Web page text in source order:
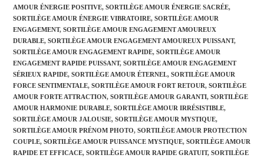
AMOUR ÉNERGIE POSITIVE, SORTILÈGE AMOUR ÉNERGIE SACRÉE,
SORTILÈGE AMOUR ÉNERGIE VIBRATOIRE, SORTILÈGE AMOUR
ENGAGEMENT, SORTILÈGE AMOUR ENGAGEMENT AMOUREUX
DURABLE, SORTILÈGE AMOUR ENGAGEMENT AMOUREUX PUISSANT,
SORTILÈGE AMOUR ENGAGEMENT RAPIDE, SORTILÈGE AMOUR
ENGAGEMENT RAPIDE PUISSANT, SORTILÈGE AMOUR ENGAGEMENT
SÉRIEUX RAPIDE, SORTILÈGE AMOUR ÉTERNEL, SORTILÈGE AMOUR
FORCE SENTIMENTALE, SORTILÈGE AMOUR FORT RETOUR, SORTILÈGE
AMOUR FORTE ATTRACTION, SORTILÈGE AMOUR GARANTI, SORTILÈGE
AMOUR HARMONIE DURABLE, SORTILÈGE AMOUR IRRÉSISTIBLE,
SORTILÈGE AMOUR JALOUSIE, SORTILÈGE AMOUR MYSTIQUE,
SORTILÈGE AMOUR PRÉNOM PHOTO, SORTILÈGE AMOUR PROTECTION
COUPLE, SORTILÈGE AMOUR PUISSANCE MYSTIQUE, SORTILÈGE AMOUR
RAPIDE ET EFFICACE, SORTILÈGE AMOUR RAPIDE GRATUIT, SORTILÈGE